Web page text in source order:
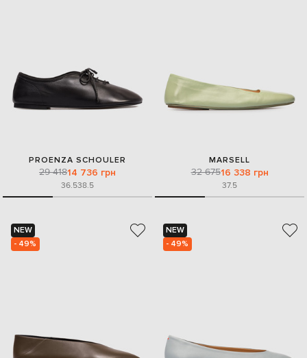
PROENZA SCHOULER
29 41814 736 грн
36.538.5
MARSELL
32 67516 338 грн
37.5
NEW
- 49%
NEW
- 49%